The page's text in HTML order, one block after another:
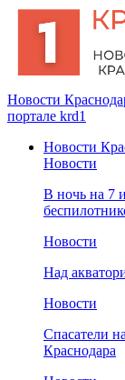
Новости
портале krd1
Новости
Новости
В ночь на 7
Новости
Над
Новости
Спасатели
Краснодара